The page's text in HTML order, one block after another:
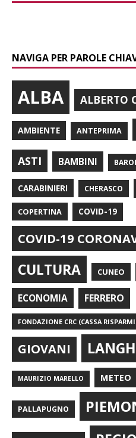
NAVIGA PER PAROLE
ALBA ALBERTO
AMBIENTE ANTEPRIMA
ASTI BAMBINI
CARABINIERI CHERASCO
COPERTINA COVID-19
COVID-19
CULTURA CUNEO
ECONOMIA FERRERO
FONDAZIONE CRC (CASSA
GIOVANI
MAURIZIO MARELLO METEO
PALLAPUGNO